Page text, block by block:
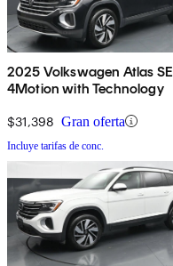
2025 Volkswagen Atlas SE
4Motion with Technology
$31,398 Gran oferta
Incluye tarifas de conc.